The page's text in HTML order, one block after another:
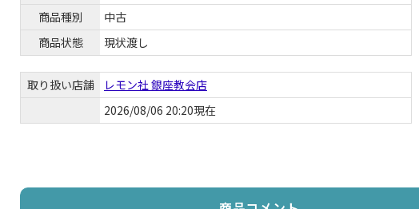
商品種別
中古
商品状態
現状渡し
取り扱い店舗
レモン社 銀座教会店
2026/08/06 20:20現在